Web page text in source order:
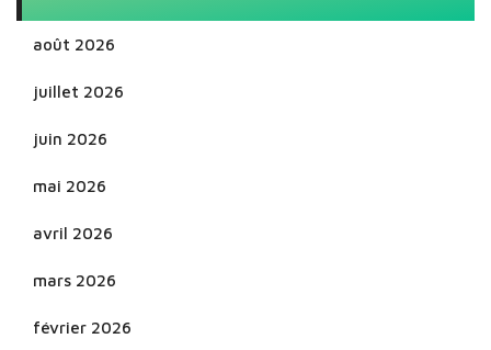
août 2026
juillet 2026
juin 2026
mai 2026
avril 2026
mars 2026
février 2026